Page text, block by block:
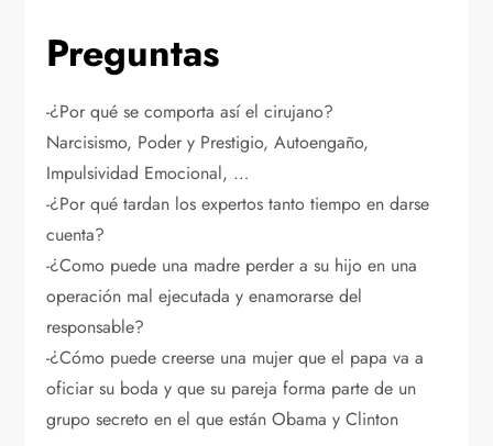
Preguntas
-¿Por qué se comporta así el cirujano?
Narcisismo, Poder y Prestigio, Autoengaño,
Impulsividad Emocional, …
-¿Por qué tardan los expertos tanto tiempo en darse
cuenta?
-¿Como puede una madre perder a su hijo en una
operación mal ejecutada y enamorarse del
responsable?
-¿Cómo puede creerse una mujer que el papa va a
oficiar su boda y que su pareja forma parte de un
grupo secreto en el que están Obama y Clinton